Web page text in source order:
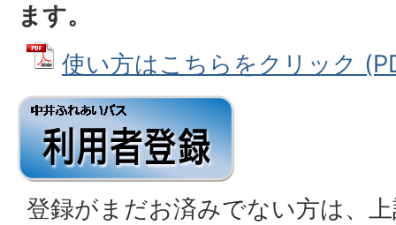
ます。
使い方はこちらをクリック
登録がまだお済みでない方は、